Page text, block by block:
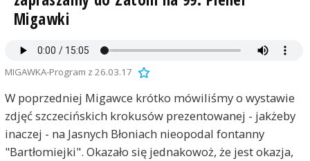
Migawki
MIGAWKA-Program z 26.03.17
W poprzedniej Migawce krótko mówiliśmy o wystawie
zdjęć szczecińskich krokusów prezentowanej - jakżeby
inaczej - na Jasnych Błoniach nieopodal fontanny
"Bartłomiejki". Okazało się jednakowoż, że jest okazja,